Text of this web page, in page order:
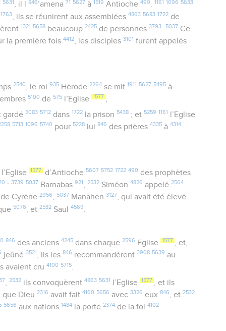
5631, il l 846’amena 71 5627 à 1519 Antioche 490. 1161 1096 5633
1763 , ils se réunirent aux assemblées4863 5683 1722 de
1321 5658 beaucoup2425 de personnes3793. 5037 Ce
la première fois4412, les disciples3101 furent appelés
2540, le roi 935Hérode 2264se mit 1911 5627 5495à
5100 de 575 l’Eglise 1577 ,
gardé 5083 5712dans 1722la prison 5438; et 5259 1161 l’Eglise
5713 1096 5740 pour 5228 lui846 des prières4335 à4314
l’Eglise 1577 d’Antioche 5607 5752 1722 490 des prophètes
:3739 5037 Barnabas921 ,2532 Siméon4826 appelé2564
de Cyrène2956, 5037 Manahen3127, qui avait été élevé
5076 , et2532 Saul4569
846 des anciens 4245dans chaque 2596 Eglise 1577 , et,
jeûné3521 , ils les846 recommandèrent3908 5639 au
avaient cru4100 5715.
2532ils convoquèrent 4863 5631 l’Eglise 1577 , et ils
que Dieu2316 avait fait4160 5656 avec3326 eux846, et2532
5656 aux nations 1484 la porte2374 de la foi4102.